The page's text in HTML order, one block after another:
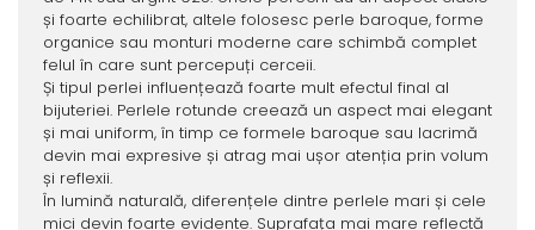
și foarte echilibrat, altele folosesc perle baroque, forme
organice sau monturi moderne care schimbă complet
felul în care sunt percepuți cerceii.
Și tipul perlei influențează foarte mult efectul final al
bijuteriei. Perlele rotunde creează un aspect mai elegant
și mai uniform, în timp ce formele baroque sau lacrimă
devin mai expresive și atrag mai ușor atenția prin volum
și reflexii.
În lumină naturală, diferențele dintre perlele mari și cele
mici devin foarte evidente. Suprafața mai mare reflectă